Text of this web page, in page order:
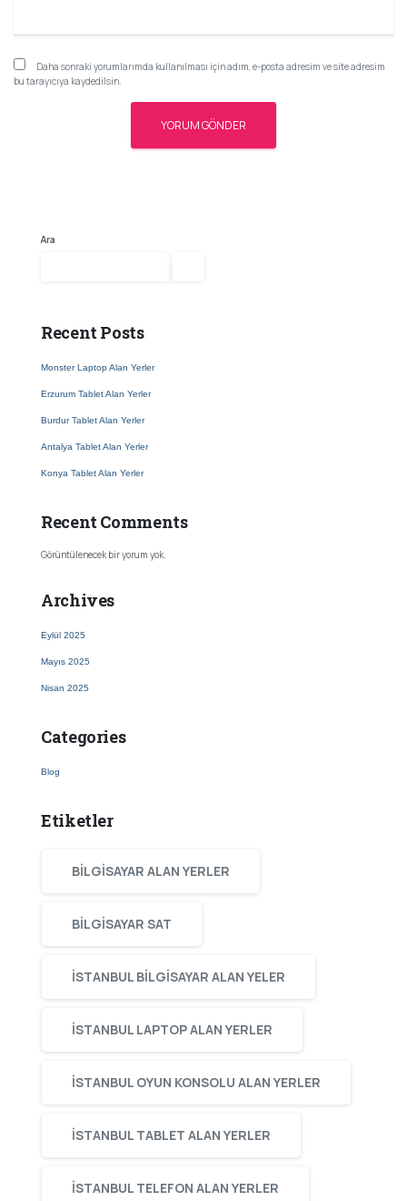
Daha sonraki yorumlarımda kullanılması için adım, e-posta adresim ve site adresim
bu tarayıcıya kaydedilsin.
Ara
Recent Posts
Monster Laptop Alan Yerler
Erzurum Tablet Alan Yerler
Burdur Tablet Alan Yerler
Antalya Tablet Alan Yerler
Konya Tablet Alan Yerler
Recent Comments
Görüntülenecek bir yorum yok.
Archives
Eylül 2025
Mayıs 2025
Nisan 2025
Categories
Blog
Etiketler
BILGISAYAR ALAN YERLER
BILGISAYAR SAT
ISTANBUL BILGISAYAR ALAN YELER
ISTANBUL LAPTOP ALAN YERLER
ISTANBUL OYUN KONSOLU ALAN YERLER
ISTANBUL TABLET ALAN YERLER
ISTANBUL TELEFON ALAN YERLER